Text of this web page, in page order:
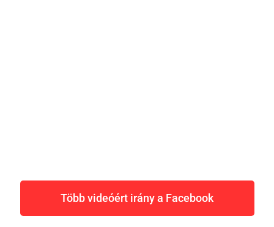
Több videóért irány a Facebook